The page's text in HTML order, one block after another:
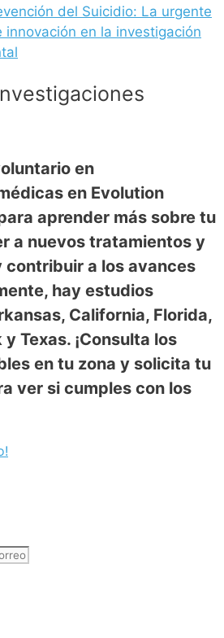
del Suicidio: La urgente
innovación en la investigación
en
en Evolution
aprender más sobre tu
a nuevos tratamientos y
contribuir a los avances
hay estudios
California, Florida,
Texas. ¡Consulta los
en tu zona y solicita tu
ver si cumples con los